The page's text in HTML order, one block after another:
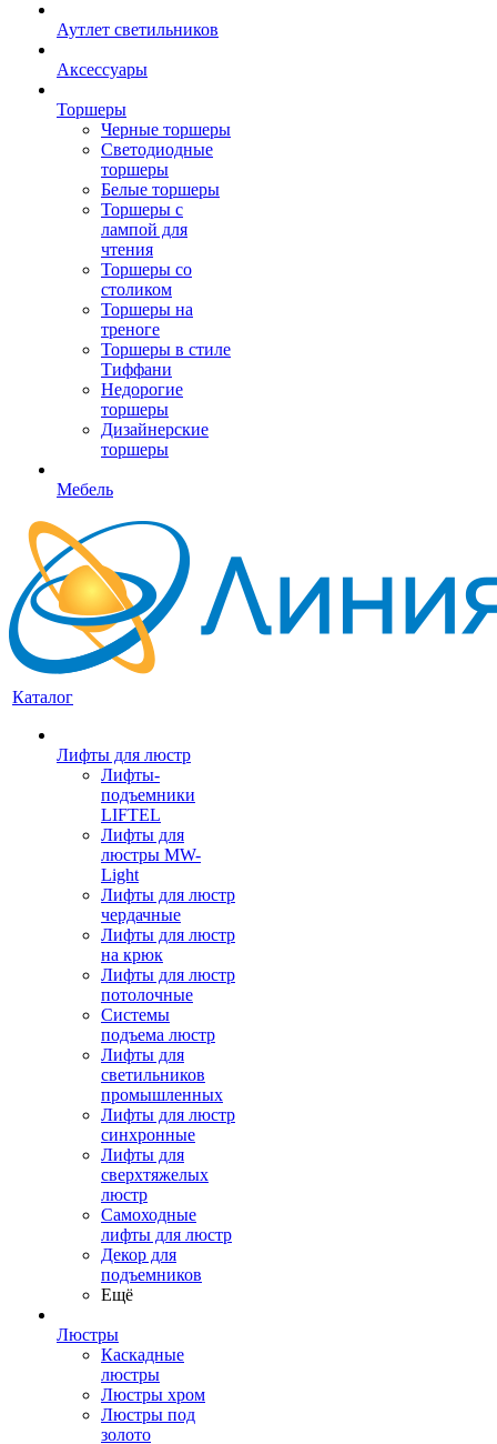
Аутлет светильников
Аксессуары
Торшеры
Черные торшеры
Светодиодные
торшеры
Белые торшеры
Торшеры с
лампой для
чтения
Торшеры со
столиком
Торшеры на
треноге
Торшеры в стиле
Тиффани
Недорогие
торшеры
Дизайнерские
торшеры
Мебель
Каталог
Лифты для люстр
Лифты-
подъемники
LIFTEL
Лифты для
люстры MW-
Light
Лифты для люстр
чердачные
Лифты для люстр
на крюк
Лифты для люстр
потолочные
Системы
подъема люстр
Лифты для
светильников
промышленных
Лифты для люстр
синхронные
Лифты для
сверхтяжелых
люстр
Самоходные
лифты для люстр
Декор для
подъемников
Ещё
Люстры
Каскадные
люстры
Люстры хром
Люстры под
золото